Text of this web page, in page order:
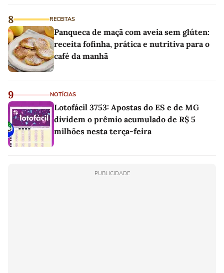
8 RECEITAS
Panqueca de maçã com aveia sem glúten:
receita fofinha, prática e nutritiva para o
café da manhã
9 NOTÍCIAS
Lotofácil 3753: Apostas do ES e de MG
dividem o prêmio acumulado de R$ 5
milhões nesta terça-feira
PUBLICIDADE